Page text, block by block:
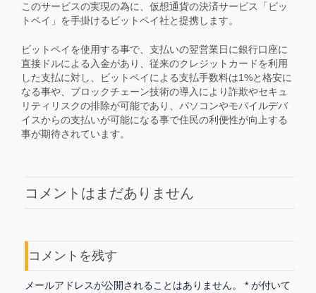
このサービスの実現の為に、仮想通貨の決済サービス「ビッ
トペイ」を手掛けるビットペイ社と提携します。
ビットペイを使用する事で、支払いの翌営業日に銀行口座に
直接ドルによる入金があり、従来のクレジットカードを利用
した支払に対し、ビットペイによる支払手数料は1%と格安に
なる事や、ブロックチェーン技術の導入により詐欺やセキュ
リティリスクの排除が可能であり、パソコンやモバイルデバ
イスからの支払いが可能になる事で住民の利便性が向上する
事が期待されています。
コメントはまだありません
コメントを残す
メールアドレスが公開されることはありません。 * が付いて